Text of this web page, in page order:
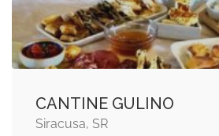
CANTINE GULINO
Siracusa, SR